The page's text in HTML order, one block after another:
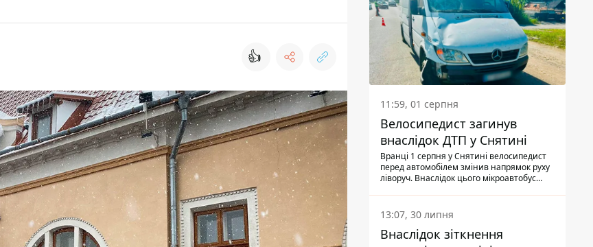
👍
11:59, 01 серпня
Велосипедист загинув
внаслідок ДТП у Снятині
Вранці 1 серпня у Снятині велосипедист
перед автомобілем змінив напрямок руху
ліворуч. Внаслідок цього мікроавтобус
13:07, 30 липня
Внаслідок зіткнення